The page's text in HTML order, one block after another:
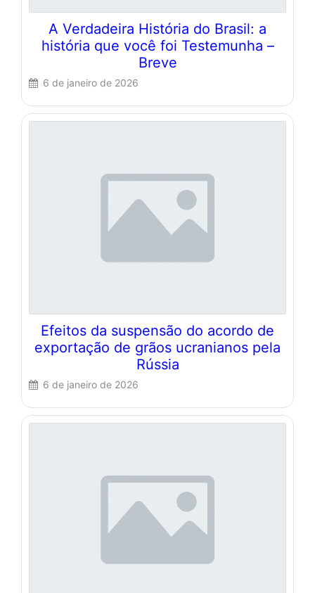
A Verdadeira História do Brasil: a
história que você foi Testemunha –
Breve
6 de janeiro de 2026
Efeitos da suspensão do acordo de
exportação de grãos ucranianos pela
Rússia
6 de janeiro de 2026